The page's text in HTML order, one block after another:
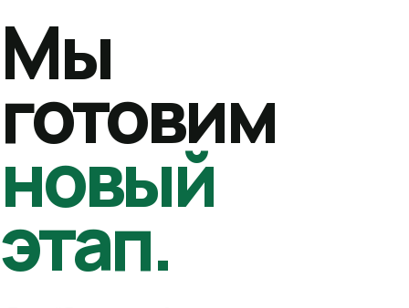
Мы
готовим
новый
этап.